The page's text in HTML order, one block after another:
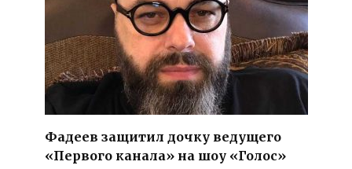
Фадеев защитил дочку ведущего
«Первого канала» на шоу «Голос»